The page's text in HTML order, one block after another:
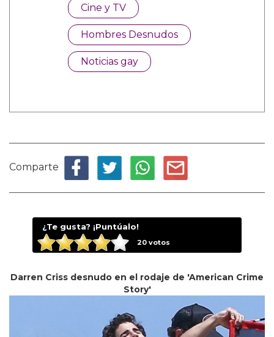
Cine y TV
Hombres Desnudos
Noticias gay
Comparte
¿Te gusta? ¡Puntúalo!
20votos
Darren Criss desnudo en el rodaje de 'American Crime
Story'